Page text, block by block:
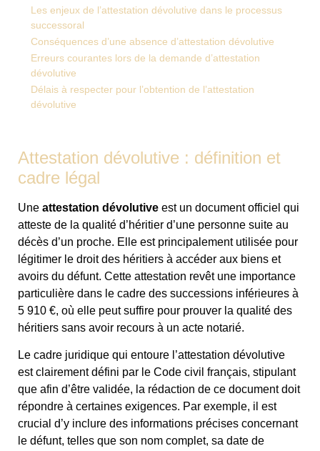
Les enjeux de l’attestation dévolutive dans le processus
successoral
Conséquences d’une absence d’attestation dévolutive
Erreurs courantes lors de la demande d’attestation
dévolutive
Délais à respecter pour l’obtention de l’attestation
dévolutive
Attestation dévolutive : définition et
cadre légal
Une attestation dévolutive est un document officiel qui
atteste de la qualité d’héritier d’une personne suite au
décès d’un proche. Elle est principalement utilisée pour
légitimer le droit des héritiers à accéder aux biens et
avoirs du défunt. Cette attestation revêt une importance
particulière dans le cadre des successions inférieures à
5 910 €, où elle peut suffire pour prouver la qualité des
héritiers sans avoir recours à un acte notarié.
Le cadre juridique qui entoure l’attestation dévolutive
est clairement défini par le Code civil français, stipulant
que afin d’être validée, la rédaction de ce document doit
répondre à certaines exigences. Par exemple, il est
crucial d’y inclure des informations précises concernant
le défunt, telles que son nom complet, sa date de